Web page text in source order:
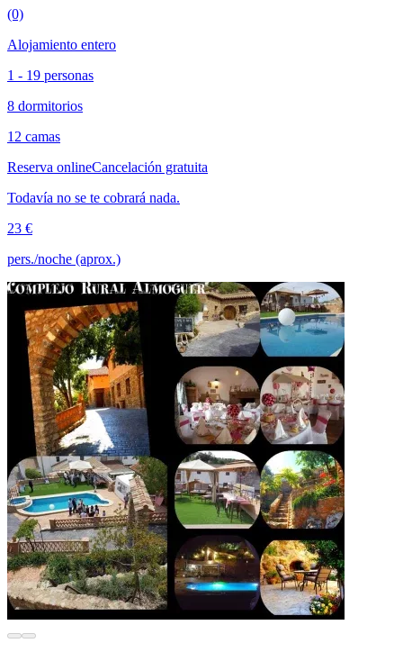
(0)
Alojamiento entero
1 - 19 personas
8 dormitorios
12 camas
Reserva onlineCancelación gratuita
Todavía no se te cobrará nada.
23 €
pers./noche (aprox.)